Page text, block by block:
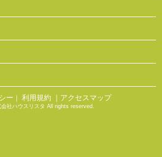
ー ｜ 利用規約 ｜アクセスマップ
社ハウスリスタ All rights reserved.